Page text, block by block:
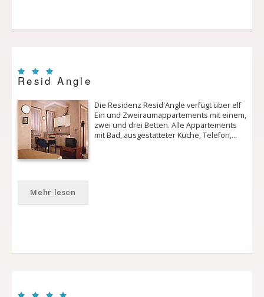
Resid Angle
Die Residenz Resid'Angle verfügt über elf
Ein­ und Zweiraumappartements mit einem,
zwei und drei Betten. Alle Appartements
mit Bad, ausgestatteter Küche, Telefon,…
Mehr lesen